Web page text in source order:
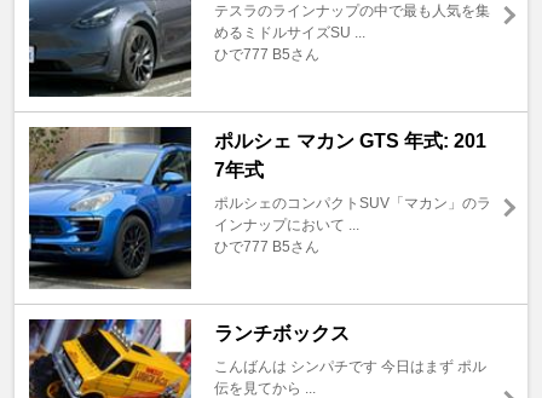
テスラのラインナップの中で最も人気を集
めるミドルサイズSU ...
ひで777 B5さん
ポルシェ マカン GTS 年式: 201
7年式
ポルシェのコンパクトSUV「マカン」のラ
インナップにおいて ...
ひで777 B5さん
ランチボックス
こんばんは シンパチです 今日はまず ポル
伝を見てから ...